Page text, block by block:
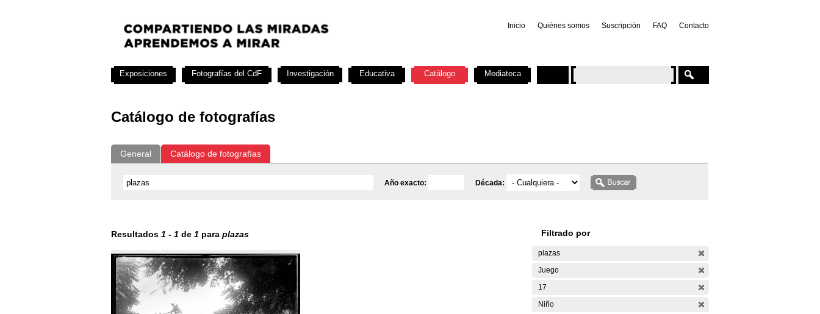
Inicio Quiénes somos Suscripción FAQ Contacto
Catálogo de fotografías
General Catálogo de fotografías
Año exacto: Década:
Resultados 1 - 1 de 1 para plazas Filtrado por
plazas
Juego
17
Niño
Exposiciones Fotografías del CdF Investigación Educativa Catálogo Mediateca